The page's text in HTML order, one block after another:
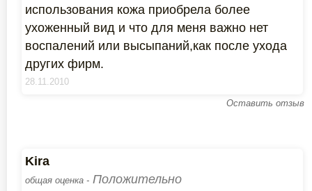
использования кожа приобрела более
ухоженный вид и что для меня важно нет
воспалений или высыпаний,как после ухода
других фирм.
28.11.2010
Оставить отзыв
Kira
общая оценка - Положительно